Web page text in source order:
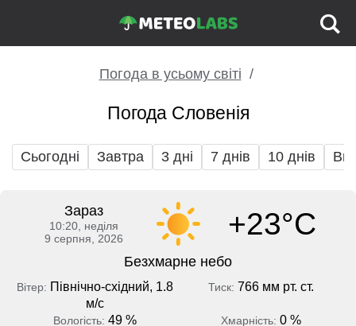
Погода в усьому світі
Погода Словенія
Сьогодні Завтра 3 дні 7 днів 10 днів
Зараз
10:20, неділя
9 серпня, 2026
+23°C
Безхмарне небо
Вітер: Північно-східний, 1.8
м/с
Тиск: 766 мм рт. ст.
Вологість: 49 % Хмарність: 0 %